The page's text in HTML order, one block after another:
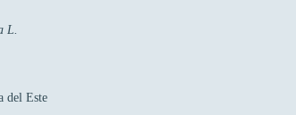
L.
del Este